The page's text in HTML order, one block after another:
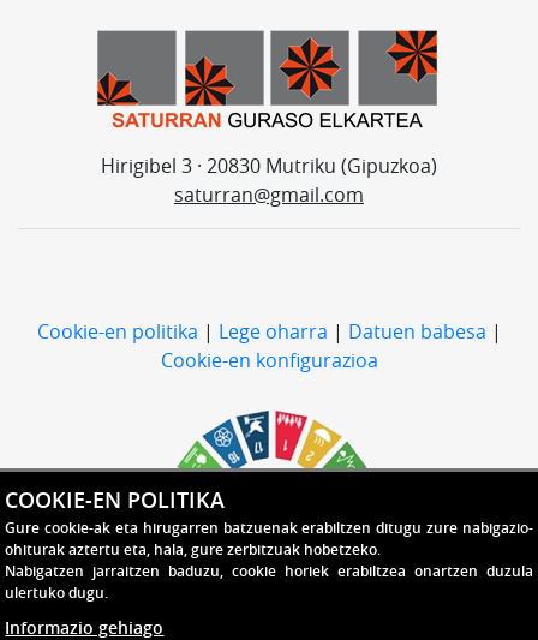
Hirigibel 3 · 20830 Mutriku (Gipuzkoa)
saturran@gmail.com
Cookie-en politika | Lege oharra | Datuen babesa |
Cookie-en konfigurazioa
COOKIE-EN POLITIKA
Gure cookie-ak eta hirugarren batzuenak erabiltzen ditugu zure nabigazio-
ohiturak aztertu eta, hala, gure zerbitzuak hobetzeko.
Nabigatzen jarraitzen baduzu, cookie horiek erabiltzea onartzen duzula
ulertuko dugu.
Informazio gehiago